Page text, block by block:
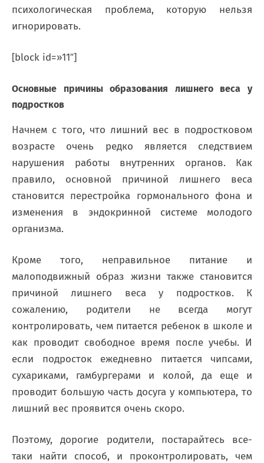
психологическая проблема, которую нельзя
игнорировать.
[block id=»11″]
Основные причины образования лишнего веса у
подростков
Начнем с того, что лишний вес в подростковом
возрасте очень редко является следствием
нарушения работы внутренних органов. Как
правило, основной причиной лишнего веса
становится перестройка гормонального фона и
изменения в эндокринной системе молодого
организма.
Кроме того, неправильное питание и
малоподвижный образ жизни также становится
причиной лишнего веса у подростков. К
сожалению, родители не всегда могут
контролировать, чем питается ребенок в школе и
как проводит свободное время после учебы. И
если подросток ежедневно питается чипсами,
сухариками, гамбургерами и колой, да еще и
проводит большую часть досуга у компьютера, то
лишний вес проявится очень скоро.
Поэтому, дорогие родители, постарайтесь все-
таки найти способ, и проконтролировать, чем